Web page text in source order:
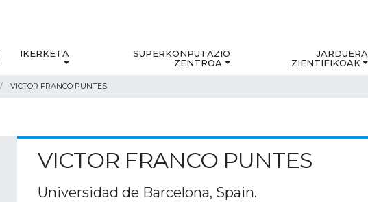
IKERKETA
SUPERKONPUTAZIO
ZENTROA
JARDUERA
ZIENTIFIKOAK
VICTOR FRANCO PUNTES
VICTOR FRANCO PUNTES
Universidad de Barcelona, Spain.